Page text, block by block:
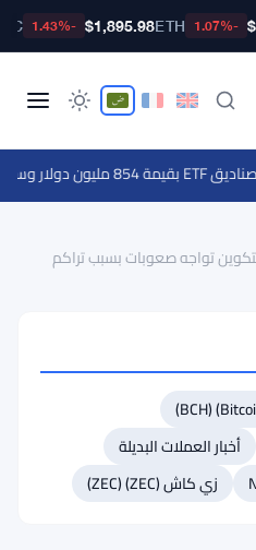
-1.07%
ETH
$1,895.98
-1.43%
تواجه صعوبات بسبب تراكم
أخبار العملات البديلة
زي كاش (ZEC) (ZEC)